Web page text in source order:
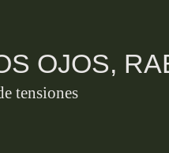
OJOS,
tensiones